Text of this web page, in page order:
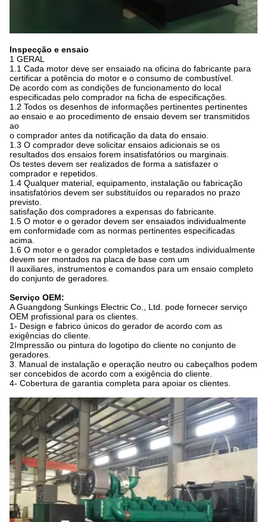
Inspecção e ensaio
1 GERAL
1.1 Cada motor deve ser ensaiado na oficina do fabricante para
certificar a potência do motor e o consumo de combustível.
De acordo com as condições de funcionamento do local
especificadas pelo comprador na ficha de especificações.
1.2 Todos os desenhos de informações pertinentes pertinentes
ao ensaio e ao procedimento de ensaio devem ser transmitidos
ao
o comprador antes da notificação da data do ensaio.
1.3 O comprador deve solicitar ensaios adicionais se os
resultados dos ensaios forem insatisfatórios ou marginais.
Os testes devem ser realizados de forma a satisfazer o
comprador e repetidos.
1.4 Qualquer material, equipamento, instalação ou fabricação
insatisfatórios devem ser substituídos ou reparados no prazo
previsto.
satisfação dos compradores a expensas do fabricante.
1.5 O motor e o gerador devem ser ensaiados individualmente
em conformidade com as normas pertinentes especificadas
acima.
1.6 O motor e o gerador completados e testados individualmente
devem ser montados na placa de base com um
II auxiliares, instrumentos e comandos para um ensaio completo
do conjunto de geradores.
Serviço OEM:
A Guangdong Sunkings Electric Co., Ltd. pode fornecer serviço
OEM profissional para os clientes.
1- Design e fabrico únicos do gerador de acordo com as
exigências do cliente.
2Impressão ou pintura do logotipo do cliente no conjunto de
geradores.
3. Manual de instalação e operação neutro ou cabeçalhos podem
ser concebidos de acordo com a exigência do cliente.
4- Cobertura de garantia completa para apoiar os clientes.